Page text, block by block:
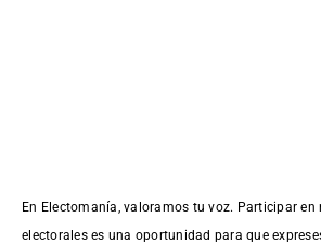
En Electomanía, valoramos tu voz. Participar en
electorales es una oportunidad para que